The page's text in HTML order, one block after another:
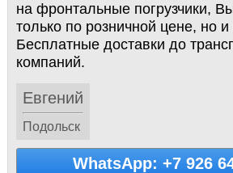
на фронтальные погрузчики,
только по розничной цене, но
Бесплатные доставки до
компаний.
Евгений
Подольск
WhatsApp: +7 926